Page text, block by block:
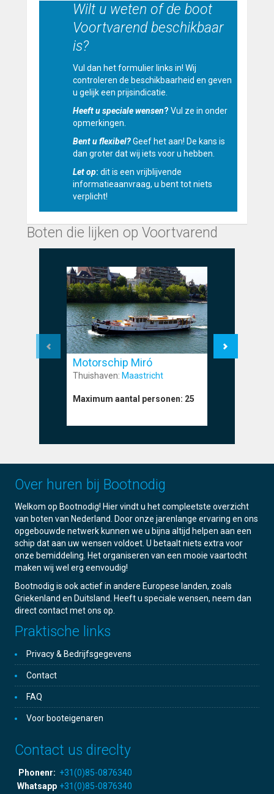
Wilt u weten of de boot
Voortvarend beschikbaar
is?
Vul dan het formulier links in! Wij
controleren de beschikbaarheid en geven
u gelijk een prijsindicatie.
Heeft u speciale wensen? Vul ze in onder
opmerkingen.
Bent u flexibel?Geef het aan! De kans is
dan groter dat wij iets voor u hebben.
Let op: dit is een vrijblijvende
informatieaanvraag, u bent tot niets
verplicht!
Boten die lijken op Voortvarend
Motorschip Miró
Thuishaven: Maastricht
Maximum aantal personen: 25
Over huren bij Bootnodig
Welkom op Bootnodig! Hier vindt u het compleetste overzicht
van boten van Nederland. Door onze jarenlange ervaring en ons
opgebouwde netwerk kunnen we u bijna altijd helpen aan een
schip dat aan uw wensen voldoet. U betaalt niets extra voor
onze bemiddeling. Het organiseren van een mooie vaartocht
maken wij wel erg eenvoudig!
Bootnodig is ook actief in andere Europese landen, zoals
Griekenland en Duitsland. Heeft u speciale wensen, neem dan
direct contact met ons op.
Praktische links
Privacy & Bedrijfsgegevens
Contact
FAQ
Voor booteigenaren
Contact us direclty
Phonenr: +31(0)85-0876340
Whatsapp +31(0)85-0876340